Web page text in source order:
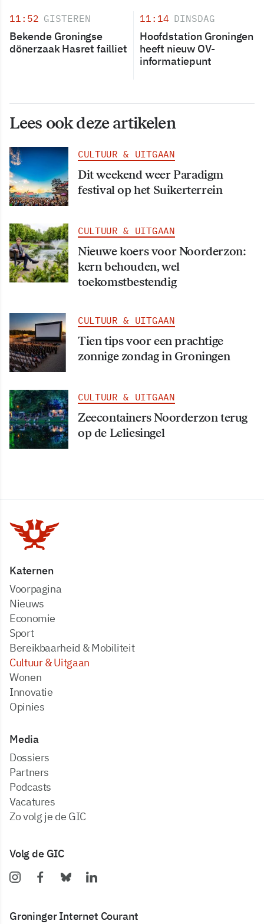
11:52 GISTEREN
Bekende Groningse
dönerzaak Hasret failliet
11:14 DINSDAG
Hoofdstation Groningen
heeft nieuw OV-
informatiepunt
Lees ook deze artikelen
CULTUUR & UITGAAN
Dit weekend weer Paradigm
festival op het Suikerterrein
CULTUUR & UITGAAN
Nieuwe koers voor Noorderzon:
kern behouden, wel
toekomstbestendig
CULTUUR & UITGAAN
Tien tips voor een prachtige
zonnige zondag in Groningen
CULTUUR & UITGAAN
Zeecontainers Noorderzon terug
op de Leliesingel
Katernen
Voorpagina
Nieuws
Economie
Sport
Bereikbaarheid & Mobiliteit
Cultuur & Uitgaan
Wonen
Innovatie
Opinies
Media
dossiers
partners
podcasts
vacatures
zo volg je de GIC
Volg de GIC
Groninger Internet Courant